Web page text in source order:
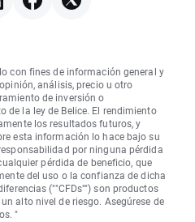
con fines de información general y
análisis, precio u otro
de inversión o
de la ley de Belice. El rendimiento
los resultados futuros, y
esta información lo hace bajo su
por ninguna pérdida
pérdida de beneficio, que
del uso o la confianza de dicha
(""CFDs"") son productos
alto nivel de riesgo. Asegúrese de
"